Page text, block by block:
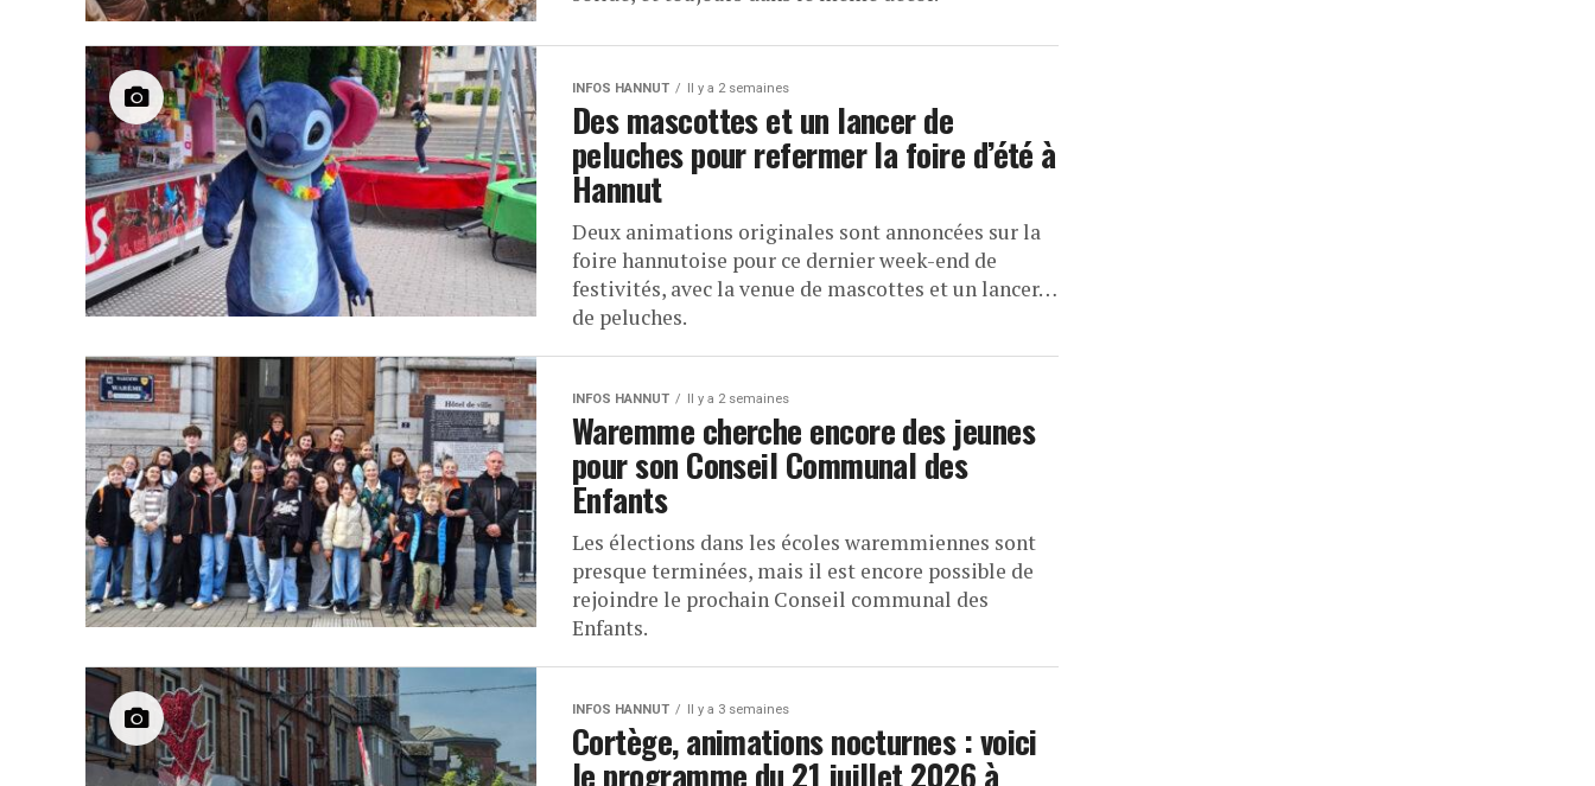
INFOS HANNUT Il y a 2 semaines
Des mascottes et un lancer de
peluches pour refermer la foire d’été à
Hannut
Deux animations originales sont annoncées sur la
foire hannutoise pour ce dernier week-end de
festivités, avec la venue de mascottes et un lancer…
de peluches.
INFOS HANNUT Il y a 2 semaines
Waremme cherche encore des jeunes
pour son Conseil Communal des
Enfants
Les élections dans les écoles waremmiennes sont
presque terminées, mais il est encore possible de
rejoindre le prochain Conseil communal des
Enfants.
INFOS HANNUT Il y a 3 semaines
Cortège, animations nocturnes : voici
le programme du 21 juillet 2026 à